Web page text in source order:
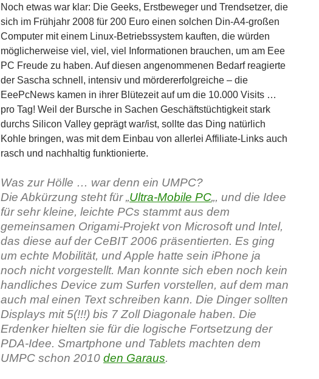
Noch etwas war klar: Die Geeks, Erstbeweger und Trendsetzer, die
sich im Frühjahr 2008 für 200 Euro einen solchen Din-A4-großen
Computer mit einem Linux-Betriebssystem kauften, die würden
möglicherweise viel, viel, viel Informationen brauchen, um am Eee
PC Freude zu haben. Auf diesen angenommenen Bedarf reagierte
der Sascha schnell, intensiv und mördererfolgreiche – die
EeePcNews kamen in ihrer Blütezeit auf um die 10.000 Visits …
pro Tag! Weil der Bursche in Sachen Geschäftstüchtigkeit stark
durchs Silicon Valley geprägt war/ist, sollte das Ding natürlich
Kohle bringen, was mit dem Einbau von allerlei Affiliate-Links auch
rasch und nachhaltig funktionierte.
Was zur Hölle … war denn ein UMPC?
Die Abkürzung steht für „Ultra-Mobile PC„, und die Idee
für sehr kleine, leichte PCs stammt aus dem
gemeinsamen Origami-Projekt von Microsoft und Intel,
das diese auf der CeBIT 2006 präsentierten. Es ging
um echte Mobilität, und Apple hatte sein iPhone ja
noch nicht vorgestellt. Man konnte sich eben noch kein
handliches Device zum Surfen vorstellen, auf dem man
auch mal einen Text schreiben kann. Die Dinger sollten
Displays mit 5(!!!) bis 7 Zoll Diagonale haben. Die
Erdenker hielten sie für die logische Fortsetzung der
PDA-Idee. Smartphone und Tablets machten dem
UMPC schon 2010 den Garaus.